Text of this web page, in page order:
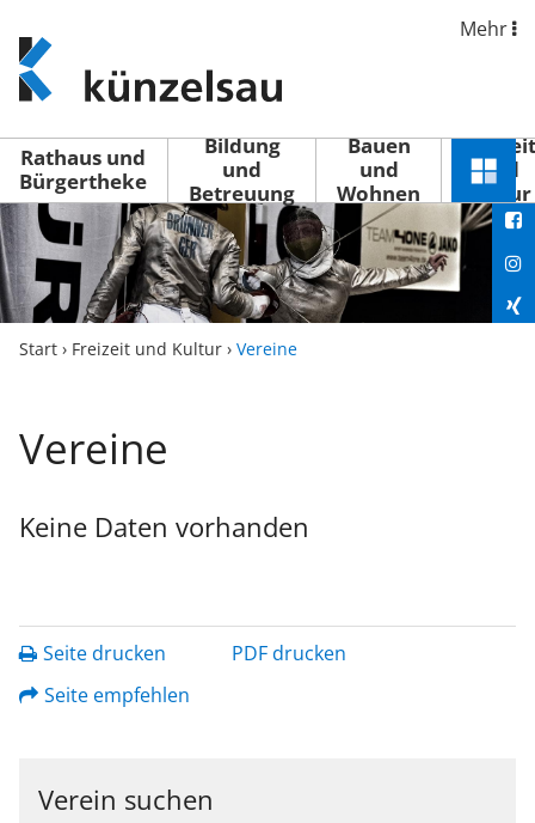
www.kuenzelsau.de
(zur
Startseite)
Mehr
Rathaus und
Bürgertheke
Bildung
und
Betreuung
Bauen
und
Wohnen
Freizeit
und
Kultur
Menü
Start › Freizeit und Kultur › Vereine
Vereine
Keine Daten vorhanden
Seite drucken
PDF drucken
Seite empfehlen
Verein suchen